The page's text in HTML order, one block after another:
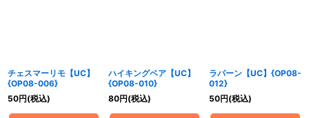
チェスマーリモ【UC】
{OP08-006}
50円(税込)
ハイキングベア【UC】
{OP08-010}
80円(税込)
ラパーン【UC】{OP08-
012}
50円(税込)